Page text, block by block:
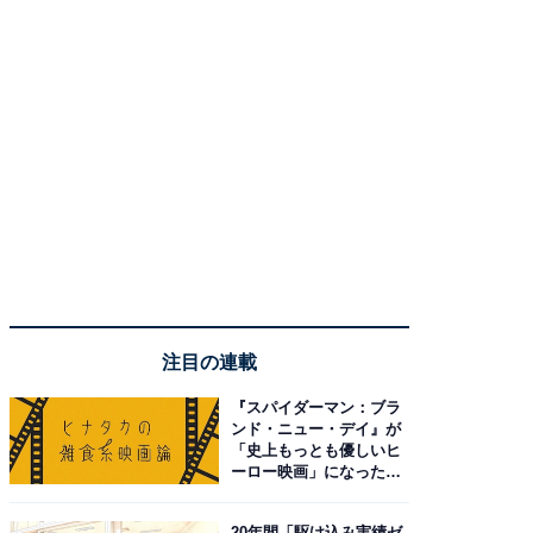
注目の連載
『スパイダーマン：ブラ
ンド・ニュー・デイ』が
「史上もっとも優しいヒ
ーロー映画」になった理